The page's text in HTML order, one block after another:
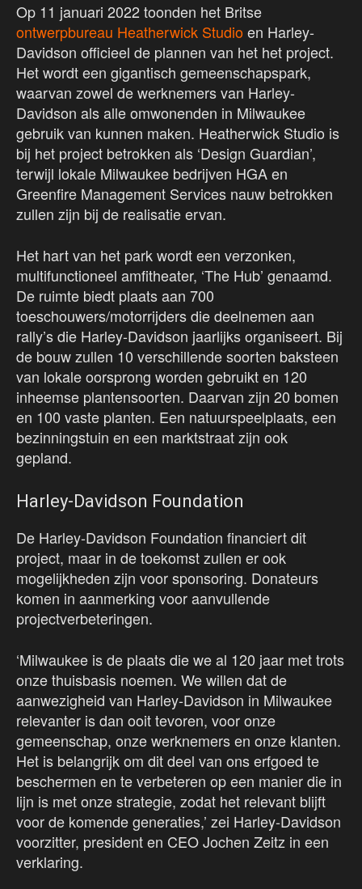
Op 11 januari 2022 toonden het Britse
ontwerpbureau Heatherwick Studioen Harley-
Davidson officieel de plannen van het het project.
Het wordt een gigantisch gemeenschapspark,
waarvan zowel de werknemers van Harley-
Davidson als alle omwonenden in Milwaukee
gebruik van kunnen maken. Heatherwick Studio is
bij het project betrokken als ‘Design Guardian’,
terwijl lokale Milwaukee bedrijven HGA en
Greenfire Management Services nauw betrokken
zullen zijn bij de realisatie ervan.
Het hart van het park wordt een verzonken,
multifunctioneel amfitheater, ‘The Hub’ genaamd.
De ruimte biedt plaats aan 700
toeschouwers/motorrijders die deelnemen aan
rally’s die Harley-Davidson jaarlijks organiseert. Bij
de bouw zullen 10 verschillende soorten baksteen
van lokale oorsprong worden gebruikt en 120
inheemse plantensoorten. Daarvan zijn 20 bomen
en 100 vaste planten. Een natuurspeelplaats, een
bezinningstuin en een marktstraat zijn ook
gepland.
Harley-Davidson Foundation
De Harley-Davidson Foundation financiert dit
project, maar in de toekomst zullen er ook
mogelijkheden zijn voor sponsoring. Donateurs
komen in aanmerking voor aanvullende
projectverbeteringen.
‘Milwaukee is de plaats die we al 120 jaar met trots
onze thuisbasis noemen. We willen dat de
aanwezigheid van Harley-Davidson in Milwaukee
relevanter is dan ooit tevoren, voor onze
gemeenschap, onze werknemers en onze klanten.
Het is belangrijk om dit deel van ons erfgoed te
beschermen en te verbeteren op een manier die in
lijn is met onze strategie, zodat het relevant blijft
voor de komende generaties,’ zei Harley-Davidson
voorzitter, president en CEO Jochen Zeitz in een
verklaring.